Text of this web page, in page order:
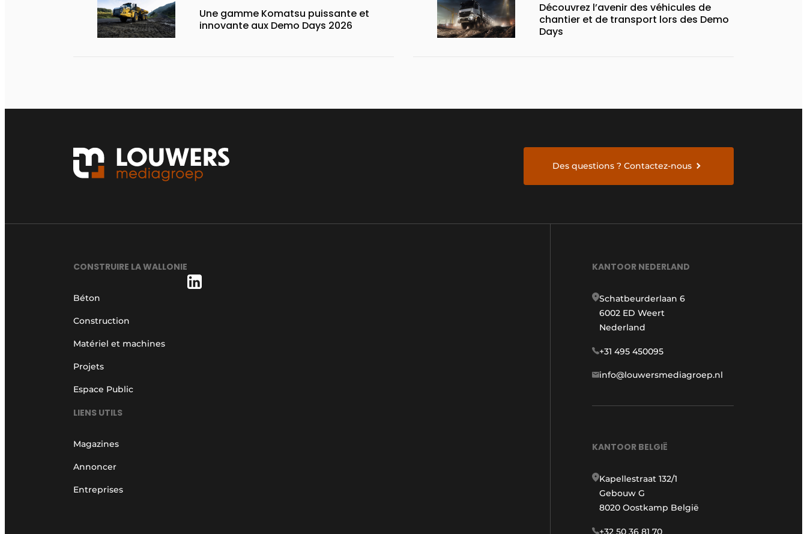
Une gamme Komatsu puissante et
innovante aux Demo Days 2026
Découvrez l’avenir des véhicules de
chantier et de transport lors des Demo
Days
Des questions ? Contactez-nous
CONSTRUIRE LA WALLONIE
Béton
Construction
Matériel et machines
Projets
Espace Public
LIENS UTILS
Magazines
Annoncer
Entreprises
KANTOOR NEDERLAND
Schatbeurderlaan 6
6002 ED Weert
Nederland
+31 495 450095
info@louwersmediagroep.nl
KANTOOR BELGIË
Kapellestraat 132/1
Gebouw G
8020 Oostkamp België
+32 50 36 81 70